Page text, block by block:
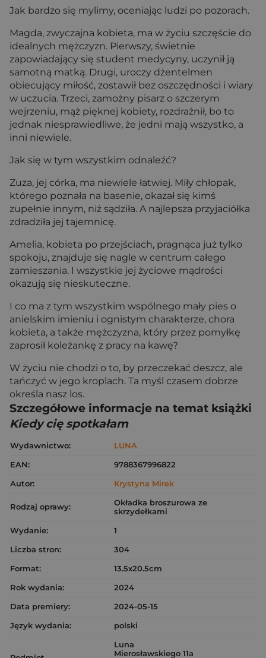
Jak bardzo się mylimy, oceniając ludzi po pozorach.
Magda, zwyczajna kobieta, ma w życiu szczęście do
idealnych mężczyzn. Pierwszy, świetnie
zapowiadający się student medycyny, uczynił ją
samotną matką. Drugi, uroczy dżentelmen
obiecujący miłość, zostawił bez oszczędności i wiary
w uczucia. Trzeci, zamożny pisarz o szczerym
wejrzeniu, mąż pięknej kobiety, rozdrażnił, bo to
jednak niesprawiedliwe, że jedni mają wszystko, a
inni niewiele.
Jak się w tym wszystkim odnaleźć?
Zuza, jej córka, ma niewiele łatwiej. Miły chłopak,
którego poznała na basenie, okazał się kimś
zupełnie innym, niż sądziła. A najlepsza przyjaciółka
zdradziła jej tajemnicę.
Amelia, kobieta po przejściach, pragnąca już tylko
spokoju, znajduje się nagle w centrum całego
zamieszania. I wszystkie jej życiowe mądrości
okazują się nieskuteczne.
I co ma z tym wszystkim wspólnego mały pies o
anielskim imieniu i ognistym charakterze, chora
kobieta, a także mężczyzna, który przez pomyłkę
zaprosił koleżankę z pracy na kawę?
W życiu nie chodzi o to, by przeczekać deszcz, ale
tańczyć w jego kroplach. Ta myśl czasem dobrze
określa nasz los.
Szczegółowe informacje na temat książki
Kiedy cię spotkałam
Wydawnictwo:
LUNA
EAN:
9788367996822
Autor:
Krystyna Mirek
Rodzaj oprawy:
Okładka broszurowa ze
skrzydełkami
Wydanie:
1
Liczba stron:
304
Format:
13.5x20.5cm
Rok wydania:
2024
Data premiery:
2024-05-15
Język wydania:
polski
Luna
Mierosławskiego 11a